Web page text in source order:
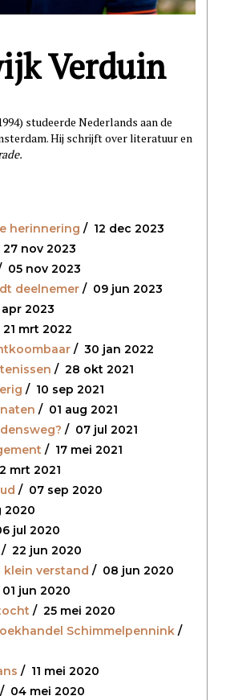
Verduin
studeerde Nederlands aan de
Hij schrijft over literatuur en
herinnering / 12 dec 2023
27 nov 2023
05 nov 2023
deelnemer / 09 jun 2023
apr 2023
21 mrt 2022
/ 30 jan 2022
/ 28 okt 2021
/ 10 sep 2021
/ 01 aug 2021
/ 07 jul 2021
/ 17 mei 2021
mrt 2021
/ 07 sep 2020
2020
jul 2020
/ 22 jun 2020
klein verstand / 08 jun 2020
01 jun 2020
/ 25 mei 2020
Schimmelpennink /
/ 11 mei 2020
/ 04 mei 2020